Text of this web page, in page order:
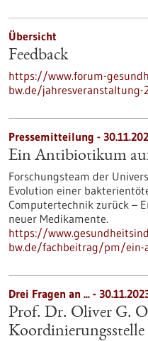
Übersicht
Feedback
https://www.forum-
bw.de/jahresveranstaltung-
Pressemitteilung -
Ein Antibiotikum
Forschungsteam der
Evolution einer
Computertechnik zurück –
neuer Medikamente.
https://
bw.de/fachbeitrag/pm/ein-
Drei Fragen an ... -
Prof. Dr. Oliver G.
Koordinierungsstelle